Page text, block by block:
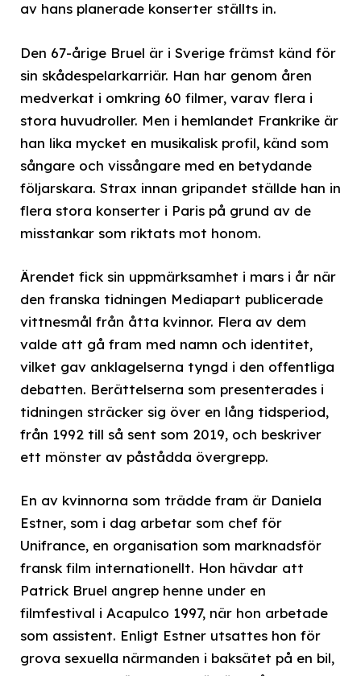
av hans planerade konserter ställts in.
Den 67-årige Bruel är i Sverige främst känd för
sin skådespelarkarriär. Han har genom åren
medverkat i omkring 60 filmer, varav flera i
stora huvudroller. Men i hemlandet Frankrike är
han lika mycket en musikalisk profil, känd som
sångare och vissångare med en betydande
följarskara. Strax innan gripandet ställde han in
flera stora konserter i Paris på grund av de
misstankar som riktats mot honom.
Ärendet fick sin uppmärksamhet i mars i år när
den franska tidningen Mediapart publicerade
vittnesmål från åtta kvinnor. Flera av dem
valde att gå fram med namn och identitet,
vilket gav anklagelserna tyngd i den offentliga
debatten. Berättelserna som presenterades i
tidningen sträcker sig över en lång tidsperiod,
från 1992 till så sent som 2019, och beskriver
ett mönster av påstådda övergrepp.
En av kvinnorna som trädde fram är Daniela
Estner, som i dag arbetar som chef för
Unifrance, en organisation som marknadsför
fransk film internationellt. Hon hävdar att
Patrick Bruel angrep henne under en
filmfestival i Acapulco 1997, när hon arbetade
som assistent. Enligt Estner utsattes hon för
grova sexuella närmanden i baksätet på en bil,